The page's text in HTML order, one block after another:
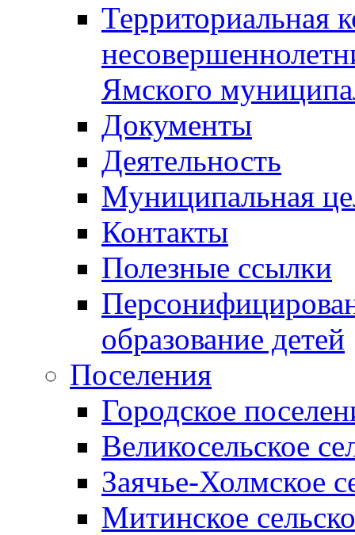
Территориальная
Ямского
Документы
Деятельность
Муниципальная
Контакты
Полезные ссылки
образование детей
Поселения
Городское
Великосельское
Заячье-Холмское
Митинское